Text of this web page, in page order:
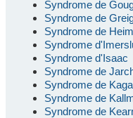
Syndrome de
Syndrome de
Syndrome de
Syndrome
Syndrome d'Isaac
Syndrome de
Syndrome de
Syndrome de
Syndrome de